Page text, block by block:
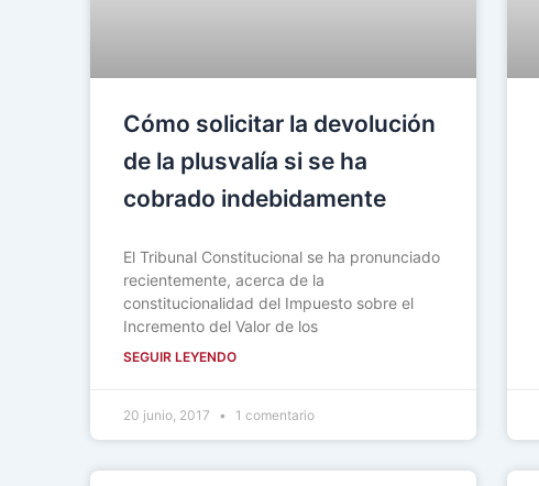
Cómo solicitar la devolución
de la plusvalía si se ha
cobrado indebidamente
El Tribunal Constitucional se ha pronunciado
recientemente, acerca de la
constitucionalidad del Impuesto sobre el
Incremento del Valor de los
SEGUIR LEYENDO
20 junio, 2017 1 comentario